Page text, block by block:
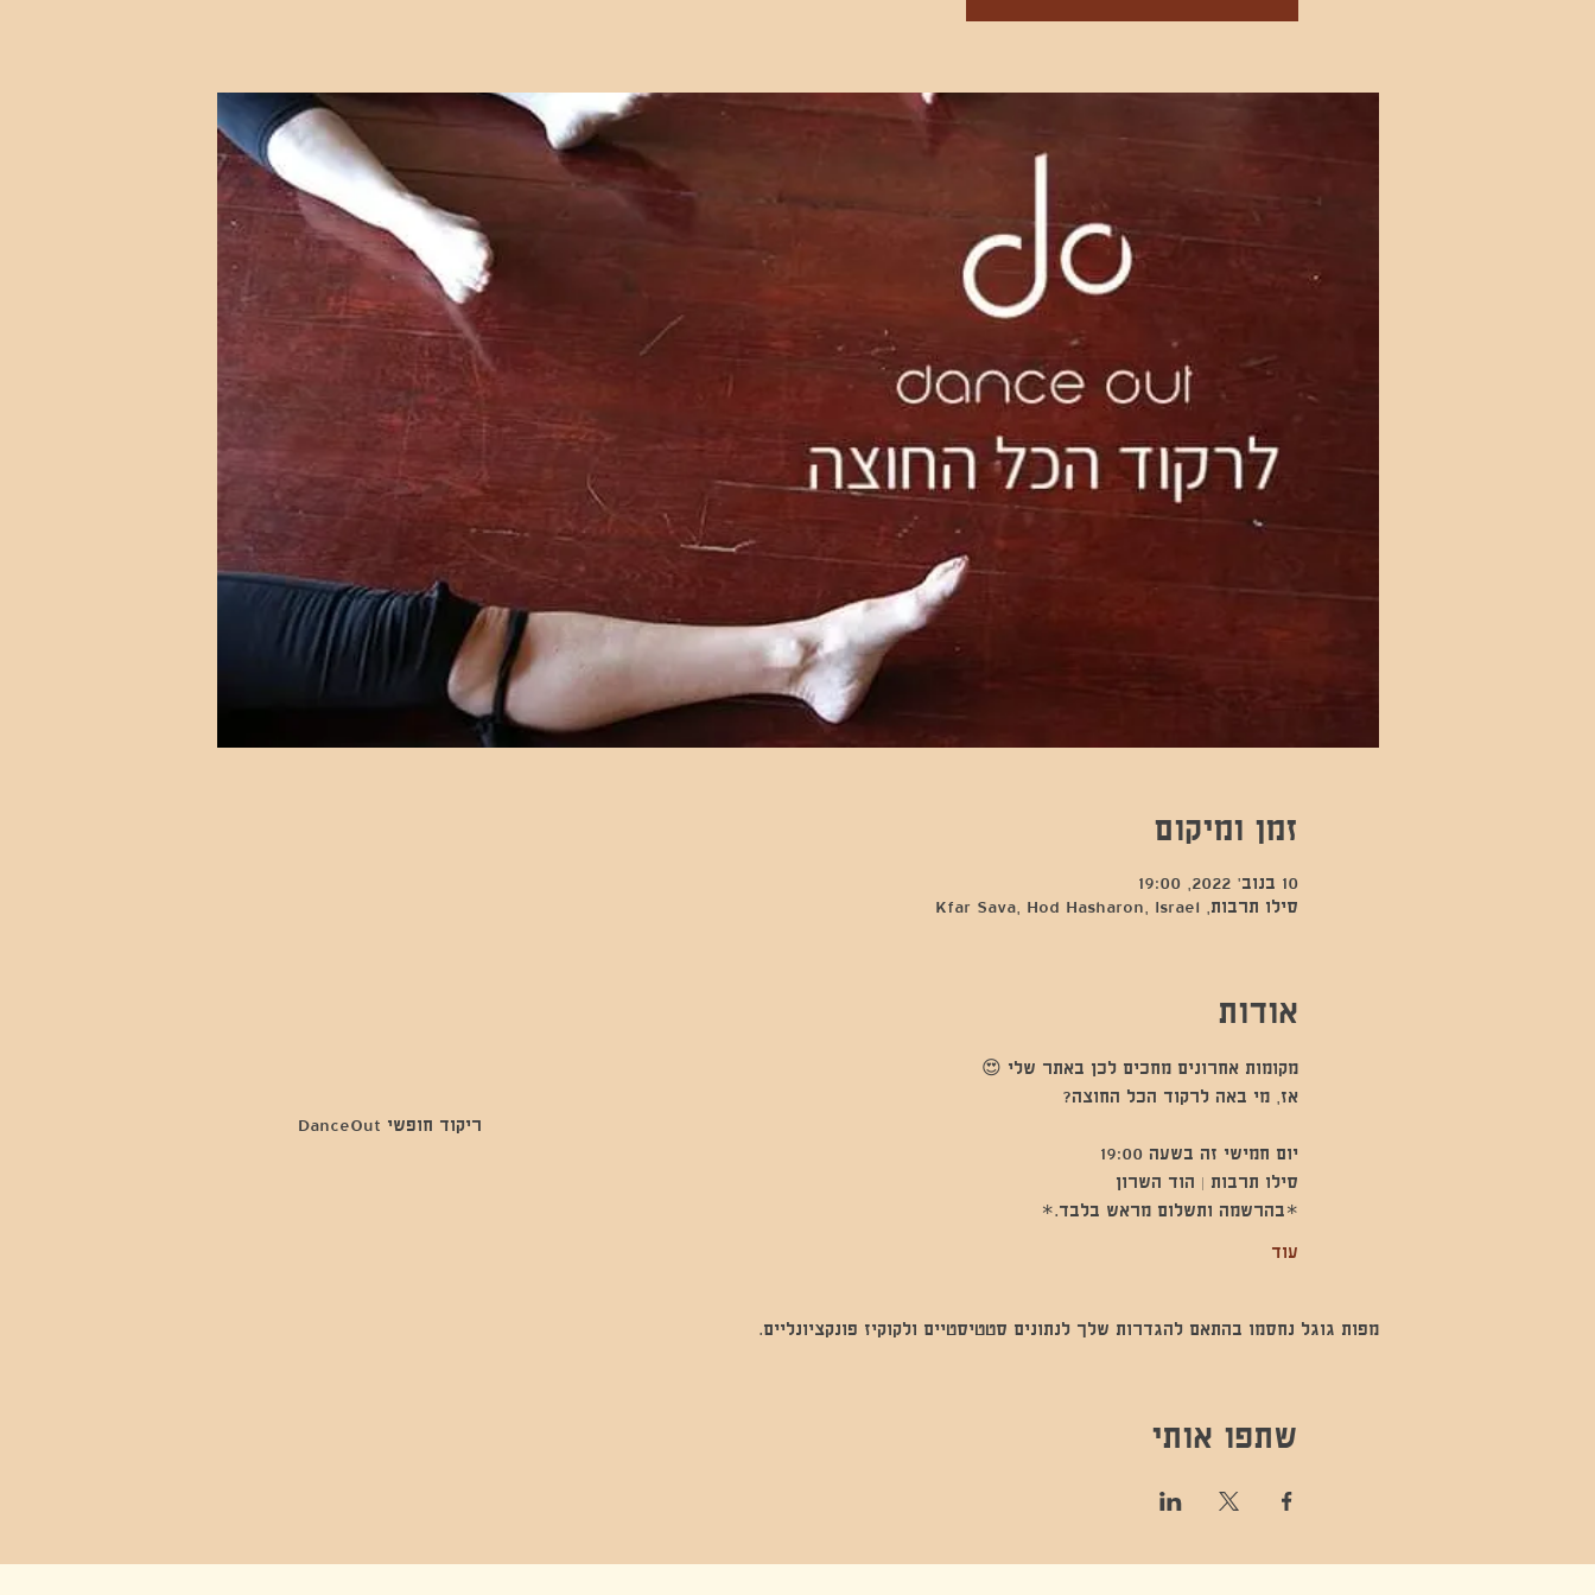
זמן ומיקום
10 בנוב׳ 2022, 19:00
סילו תרבות, Kfar Sava, Hod Hasharon, Israel
אודות
מקומות אחרונים מחכים לכן באתר שלי 😍
אז, מי באה לרקוד הכל החוצה?
יום חמישי זה בשעה 19:00
סילו תרבות | הוד השרון
*בהרשמה ותשלום מראש בלבד.*
עוד
מפות גוגל נחסמו בהתאם להגדרות שלך לנתונים סטטיסטיים ולקוקיז פונקציונליים.
שתפו אותי